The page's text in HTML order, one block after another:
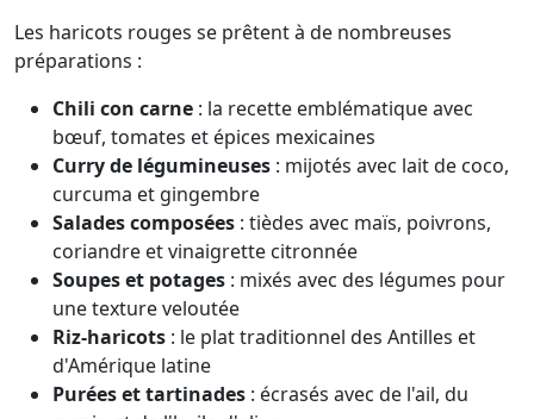
Les haricots rouges se prêtent à de nombreuses
préparations :
Chili con carne : la recette emblématique avec
bœuf, tomates et épices mexicaines
Curry de légumineuses : mijotés avec lait de coco,
curcuma et gingembre
Salades composées : tièdes avec maïs, poivrons,
coriandre et vinaigrette citronnée
Soupes et potages : mixés avec des légumes pour
une texture veloutée
Riz-haricots : le plat traditionnel des Antilles et
d'Amérique latine
Purées et tartinades : écrasés avec de l'ail, du